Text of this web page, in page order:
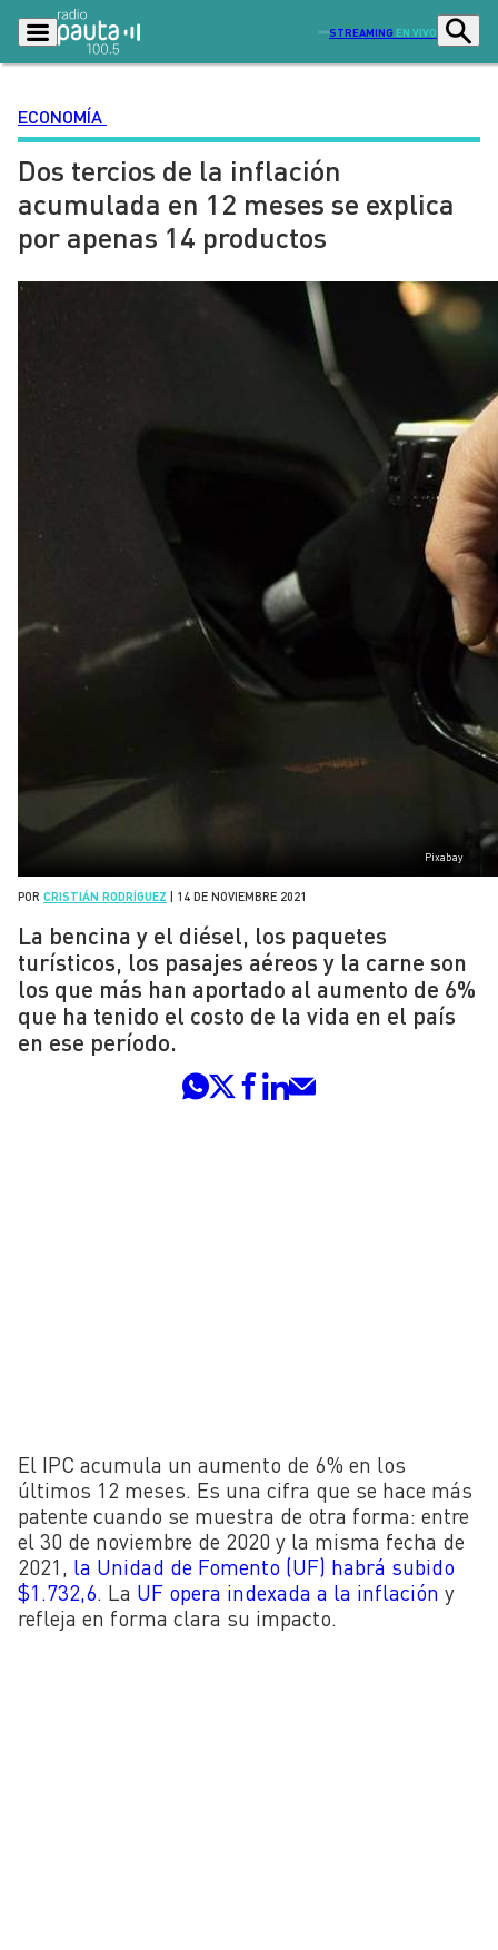
STREAMING EN VIVO
Podcasts
Lo Último Actualidad
Ciudad
Sostenibilidad
Deportes
Señal 2
ECONOMÍA
Dos tercios de la inflación
acumulada en 12 meses se explica
por apenas 14 productos
Pixabay
POR CRISTIÁN RODRÍGUEZ 14 DE NOVIEMBRE 2021
La bencina y el diésel, los paquetes
turísticos, los pasajes aéreos y la carne son
los que más han aportado al aumento de 6%
que ha tenido el costo de la vida en el país
en ese período.
El IPC acumula un aumento de 6% en los
últimos 12 meses. Es una cifra que se hace más
patente cuando se muestra de otra forma: entre
el 30 de noviembre de 2020 y la misma fecha de
2021, la Unidad de Fomento (UF) habrá subido
$1.732,6 . La UF opera indexada a la inflación y
refleja en forma clara su impacto.